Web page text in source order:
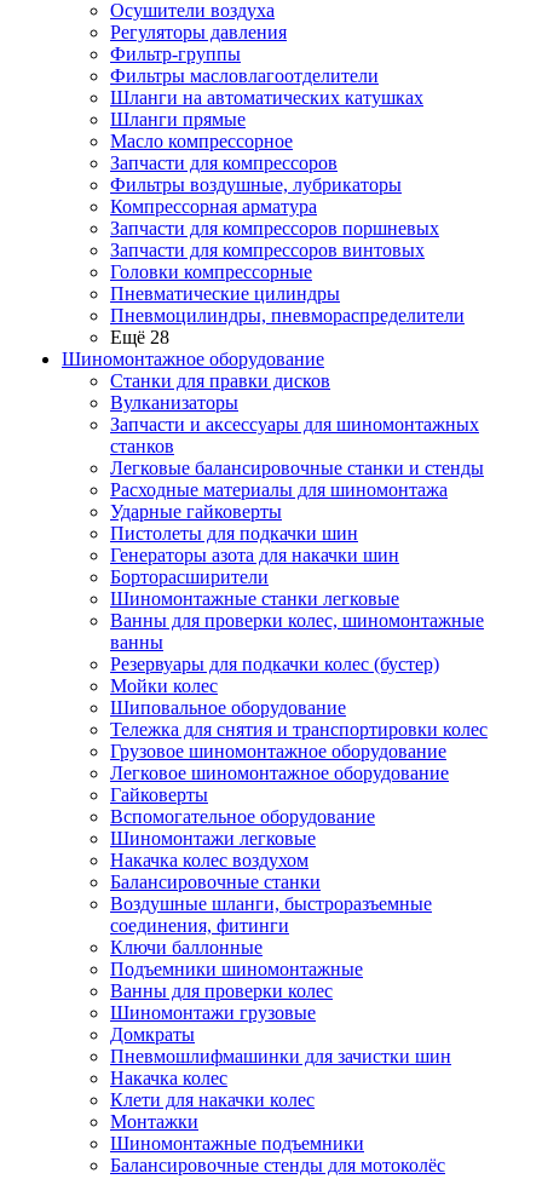
Осушители воздуха
Регуляторы давления
Фильтр-группы
Фильтры масловлагоотделители
Шланги на автоматических катушках
Шланги прямые
Масло компрессорное
Запчасти для компрессоров
Фильтры воздушные, лубрикаторы
Компрессорная арматура
Запчасти для компрессоров поршневых
Запчасти для компрессоров винтовых
Головки компрессорные
Пневматические цилиндры
Пневмоцилиндры, пневмораспределители
Ещё 28
Шиномонтажное оборудование
Станки для правки дисков
Вулканизаторы
Запчасти и аксессуары для шиномонтажных
станков
Легковые балансировочные станки и стенды
Расходные материалы для шиномонтажа
Ударные гайковерты
Пистолеты для подкачки шин
Генераторы азота для накачки шин
Борторасширители
Шиномонтажные станки легковые
Ванны для проверки колес, шиномонтажные
ванны
Резервуары для подкачки колес (бустер)
Мойки колес
Шиповальное оборудование
Тележка для снятия и транспортировки колес
Грузовое шиномонтажное оборудование
Легковое шиномонтажное оборудование
Гайковерты
Вспомогательное оборудование
Шиномонтажи легковые
Накачка колес воздухом
Балансировочные станки
Воздушные шланги, быстроразъемные
соединения, фитинги
Ключи баллонные
Подъемники шиномонтажные
Ванны для проверки колес
Шиномонтажи грузовые
Домкраты
Пневмошлифмашинки для зачистки шин
Накачка колес
Клети для накачки колес
Монтажки
Шиномонтажные подъемники
Балансировочные стенды для мотоколёс